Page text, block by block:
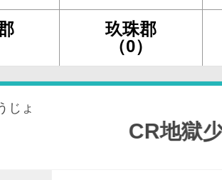
玖珠郡
（0）
じょ
CR地獄少女